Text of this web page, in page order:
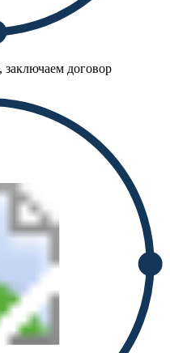
договор